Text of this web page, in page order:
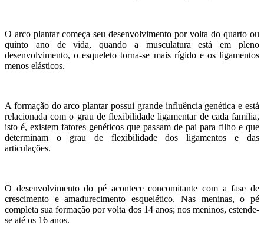
O arco plantar começa seu desenvolvimento por volta do quarto ou
quinto ano de vida, quando a musculatura está em pleno
desenvolvimento, o esqueleto torna-se mais rígido e os ligamentos
menos elásticos.
A formação do arco plantar possui grande influência genética e está
relacionada com o grau de flexibilidade ligamentar de cada família,
isto é, existem fatores genéticos que passam de pai para filho e que
determinam o grau de flexibilidade dos ligamentos e das
articulações.
O desenvolvimento do pé acontece concomitante com a fase de
crescimento e amadurecimento esquelético. Nas meninas, o pé
completa sua formação por volta dos 14 anos; nos meninos, estende-
se até os 16 anos.